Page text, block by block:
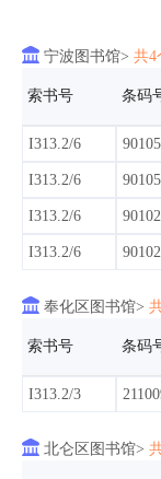
 宁波图书馆> 共4
索书号 条码
I313.2/6
I313.2/6
I313.2/6
I313.2/6
 奉化区图书馆>
索书号 条码
I313.2/3
 北仑区图书馆>